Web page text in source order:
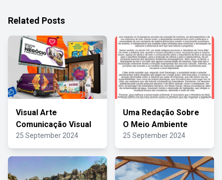
Related Posts
Visual Arte
Comunicação Visual
25 September 2024
Uma Redação Sobre
O Meio Ambiente
25 September 2024